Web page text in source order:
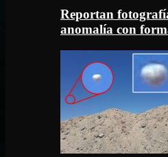
Reportan
anomalía con